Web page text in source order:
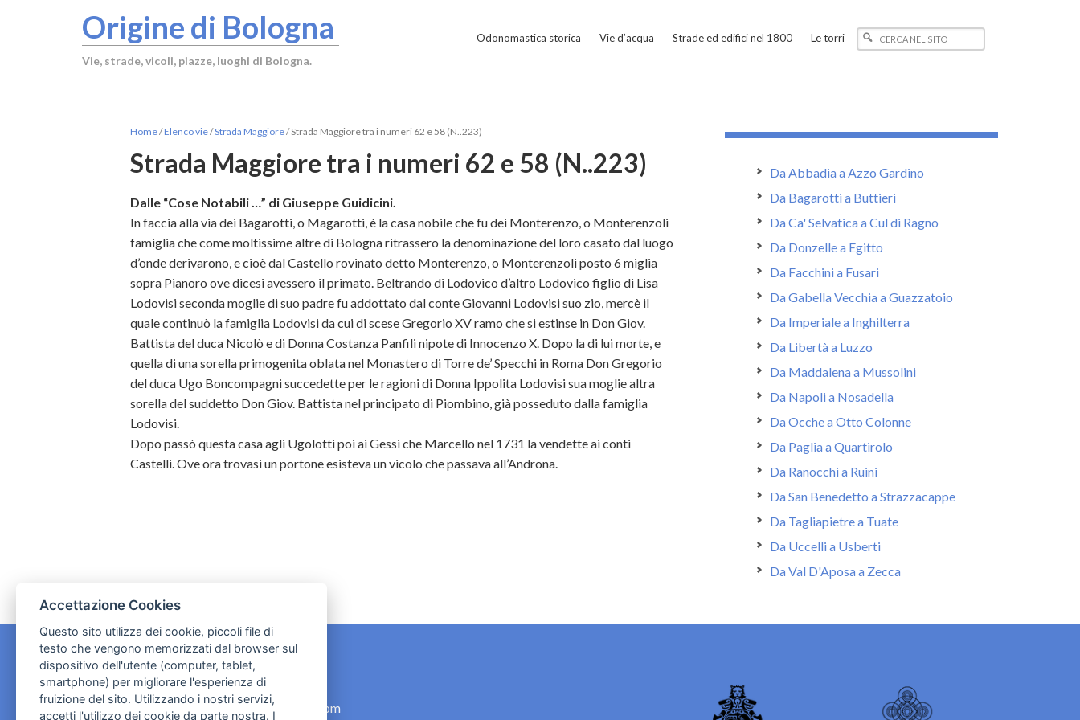
Origine di Bologna
Vie, strade, vicoli, piazze, luoghi di Bologna.
Odonomastica storica Vie d’acqua Strade ed edifici nel 1800 Le torri
Home/Elenco vie/Strada Maggiore/Strada Maggiore tra i numeri 62 e 58 (N..223)
Strada Maggiore tra i numeri 62 e 58 (N..223)
Dalle “Cose Notabili …” di Giuseppe Guidicini.
In faccia alla via dei Bagarotti, o Magarotti, è la casa nobile che fu dei Monterenzo, o Monterenzoli
famiglia che come moltissime altre di Bologna ritrassero la denominazione del loro casato dal luogo
d’onde derivarono, e cioè dal Castello rovinato detto Monterenzo, o Monterenzoli posto 6 miglia
sopra Pianoro ove dicesi avessero il primato. Beltrando di Lodovico d’altro Lodovico figlio di Lisa
Lodovisi seconda moglie di suo padre fu addottato dal conte Giovanni Lodovisi suo zio, mercè il
quale continuò la famiglia Lodovisi da cui di scese Gregorio XV ramo che si estinse in Don Giov.
Battista del duca Nicolò e di Donna Costanza Panfili nipote di Innocenzo X. Dopo la di lui morte, e
quella di una sorella primogenita oblata nel Monastero di Torre de’ Specchi in Roma Don Gregorio
del duca Ugo Boncompagni succedette per le ragioni di Donna Ippolita Lodovisi sua moglie altra
sorella del suddetto Don Giov. Battista nel principato di Piombino, già posseduto dalla famiglia
Lodovisi.
Dopo passò questa casa agli Ugolotti poi ai Gessi che Marcello nel 1731 la vendette ai conti
Castelli. Ove ora trovasi un portone esisteva un vicolo che passava all’Androna.
Da Abbadia a Azzo Gardino
Da Bagarotti a Buttieri
Da Ca' Selvatica a Cul di Ragno
Da Donzelle a Egitto
Da Facchini a Fusari
Da Gabella Vecchia a Guazzatoio
Da Imperiale a Inghilterra
Da Libertà a Luzzo
Da Maddalena a Mussolini
Da Napoli a Nosadella
Da Ocche a Otto Colonne
Da Paglia a Quartirolo
Da Ranocchi a Ruini
Da San Benedetto a Strazzacappe
Da Tagliapietre a Tuate
Da Uccelli a Usberti
Da Val D'Aposa a Zecca
CONTATTI
contact.originebologna@gmail.com
Accettazione Cookies
Questo sito utilizza dei cookie, piccoli file di
testo che vengono memorizzati dal browser sul
dispositivo dell'utente (computer, tablet,
smartphone) per migliorare l'esperienza di
fruizione del sito. Utilizzando i nostri servizi,
accetti l'utilizzo dei cookie da parte nostra. I